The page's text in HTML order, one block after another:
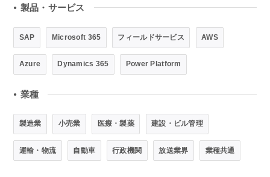
● 製品・サービス
SAP Microsoft 365 フィールドサービス AWS
Azure Dynamics 365 Power Platform
● 業種
製造業 小売業 医療・製薬 建設・ビル管理
運輸・物流 自動車 行政機関 放送業界 業種共通